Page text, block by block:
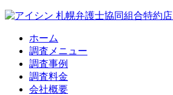
札幌弁護士協同組合特約店
ホーム
調査メニュー
調査事例
調査料金
会社概要